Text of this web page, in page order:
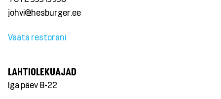
johvi@hesburger.ee
Vaata restorani
LAHTIOLEKUAJAD
Iga päev 8-22